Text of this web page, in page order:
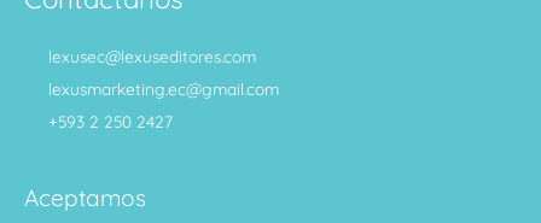
lexusec@lexuseditores.com
lexusmarketing.ec@gmail.com
+593 2 250 2427
Aceptamos